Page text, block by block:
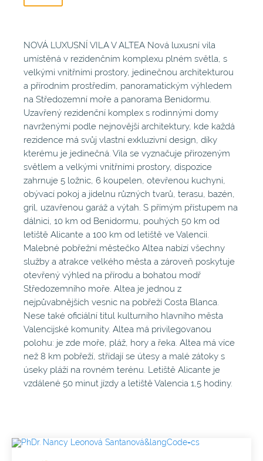
NOVÁ LUXUSNÍ VILA V ALTEA Nová luxusní vila
umístěná v rezidenčním komplexu plném světla, s
velkými vnitřními prostory, jedinečnou architekturou
a přírodním prostředím, panoramatickým výhledem
na Středozemní moře a panorama Benidormu.
Uzavřený rezidenční komplex s rodinnými domy
navrženými podle nejnovější architektury, kde každá
rezidence má svůj vlastní exkluzivní design, díky
kterému je jedinečná. Vila se vyznačuje přirozeným
světlem a velkými vnitřními prostory, dispozice
zahrnuje 5 ložnic, 6 koupelen, otevřenou kuchyni,
obývací pokoj a jídelnu různých tvarů, terasu, bazén,
gril, uzavřenou garáž a výtah. S přímým přístupem na
dálnici, 10 km od Benidormu, pouhých 50 km od
letiště Alicante a 100 km od letiště ve Valencii.
Malebné pobřežní městečko Altea nabízí všechny
služby a atrakce velkého města a zároveň poskytuje
otevřený výhled na přírodu a bohatou modř
Středozemního moře. Altea je jednou z
nejpůvabnějších vesnic na pobřeží Costa Blanca.
Nese také oficiální titul kulturního hlavního města
Valencijské komunity. Altea má privilegovanou
polohu: je zde moře, pláž, hory a řeka. Altea má více
než 8 km pobřeží, střídají se útesy a malé zátoky s
úseky pláží na rovném terénu. Letiště Alicante je
vzdálené 50 minut jízdy a letiště Valencia 1,5 hodiny.